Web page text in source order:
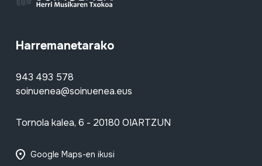
Harremanetarako
943 493 578
soinuenea@soinuenea.eus
Tornola kalea, 6 - 20180 OIARTZUN
Google Maps-en ikusi